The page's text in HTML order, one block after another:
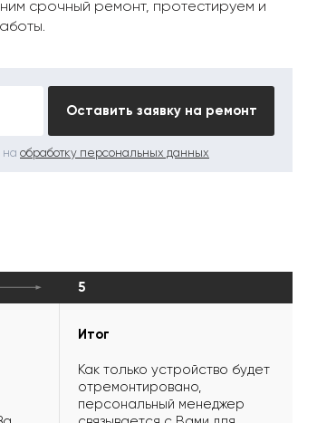
срочный ремонт, протестируем и
Оставить заявку на ремонт
на обработку персональных данных
5
Итог
Как только устройство будет
отремонтировано,
персональный менеджер